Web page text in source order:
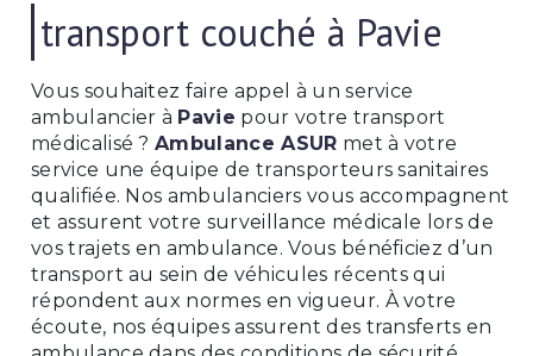
transport couché à Pavie
Vous souhaitez faire appel à un service
ambulancier à Pavie pour votre transport
médicalisé ?Ambulance ASUR met à votre
service une équipe de transporteurs sanitaires
qualifiée. Nos ambulanciers vous accompagnent
et assurent votre surveillance médicale lors de
vos trajets en ambulance. Vous bénéficiez d’un
transport au sein de véhicules récents qui
répondent aux normes en vigueur. À votre
écoute, nos équipes assurent des transferts en